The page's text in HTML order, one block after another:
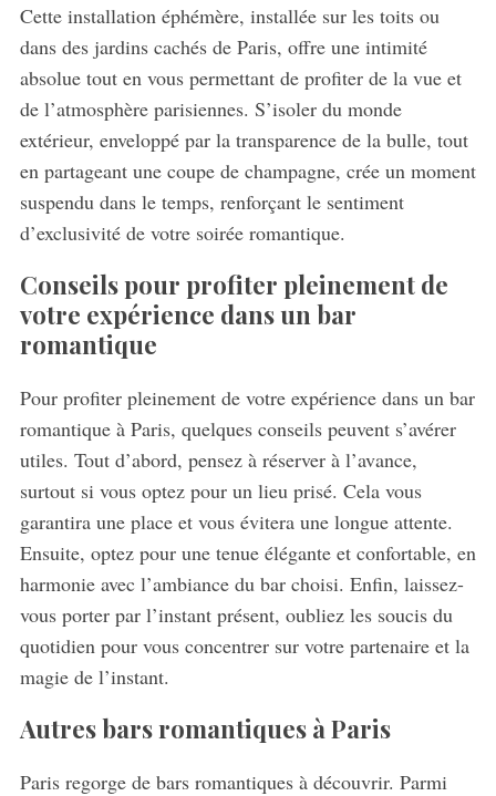
Cette installation éphémère, installée sur les toits ou
dans des jardins cachés de Paris, offre une intimité
absolue tout en vous permettant de profiter de la vue et
de l’atmosphère parisiennes. S’isoler du monde
extérieur, enveloppé par la transparence de la bulle, tout
en partageant une coupe de champagne, crée un moment
suspendu dans le temps, renforçant le sentiment
d’exclusivité de votre soirée romantique.
Conseils pour profiter pleinement de
votre expérience dans un bar
romantique
Pour profiter pleinement de votre expérience dans un bar
romantique à Paris, quelques conseils peuvent s’avérer
utiles. Tout d’abord, pensez à réserver à l’avance,
surtout si vous optez pour un lieu prisé. Cela vous
garantira une place et vous évitera une longue attente.
Ensuite, optez pour une tenue élégante et confortable, en
harmonie avec l’ambiance du bar choisi. Enfin, laissez-
vous porter par l’instant présent, oubliez les soucis du
quotidien pour vous concentrer sur votre partenaire et la
magie de l’instant.
Autres bars romantiques à Paris
Paris regorge de bars romantiques à découvrir. Parmi